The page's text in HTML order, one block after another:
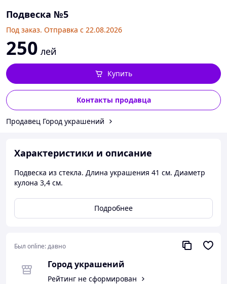
Подвеска №5
Под заказ. Отправка с 22.08.2026
250 лей
Контакты продавца
Купить
Продавец Город украшений
Характеристики и описание
Подвеска из стекла. Длина украшения 41 см. Диаметр
кулона 3,4 см.
Подробнее
Был online:давно
Город украшений
Рейтинг не сформирован